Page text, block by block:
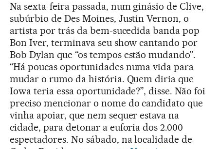
Na sexta-feira passada, num ginásio de Clive,
subúrbio de Des Moines, Justin Vernon, o
artista por trás da bem-sucedida banda pop
Bon Iver, terminava seu show cantando por
Bob Dylan que “os tempos estão mudando”.
“Há poucas oportunidades numa vida para
mudar o rumo da história. Quem diria que
Iowa teria essa oportunidade?”, disse. Não foi
preciso mencionar o nome do candidato que
vinha apoiar, que nem sequer estava na
cidade, para detonar a euforia dos 2.000
espectadores. No sábado, na localidade de